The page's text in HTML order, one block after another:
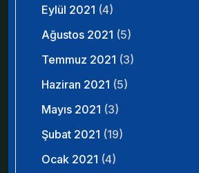
Eylül 2021 (4)
Ağustos 2021 (5)
Temmuz 2021 (3)
Haziran 2021 (5)
Mayıs 2021 (3)
Şubat 2021 (19)
Ocak 2021 (4)